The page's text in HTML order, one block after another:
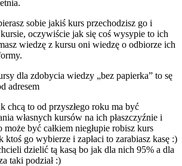
sobie jakiś kurs przechodzisz go i
oczywiście jak się coś wysypie to ich
wiedzę z kursu oni wiedzę o odbiorze ich
dla zdobycia wiedzy „bez papierka” to sę
adresem
chcą to od przyszłego roku ma być
własnych kursów na ich płaszczyźnie i
może być całkiem niegłupie robisz kurs
ktoś go wybierze i zapłaci to zarabiasz kasę :)
dzielić tą kasą bo jak dla nich 95% a dla
taki podział :)